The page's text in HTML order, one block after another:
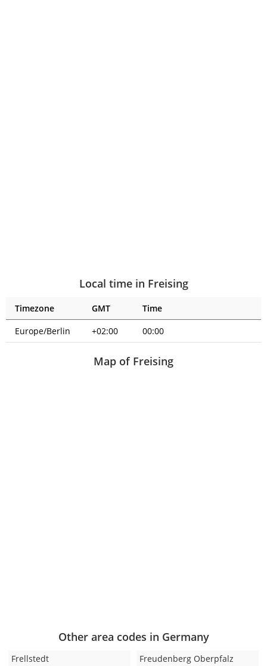
Local time in Freising
Timezone GMT
Time
Europe/Berlin
+02:00 00:00
Map of Freising
Other area codes in Germany
Frellstedt Freudenberg Oberpfalz